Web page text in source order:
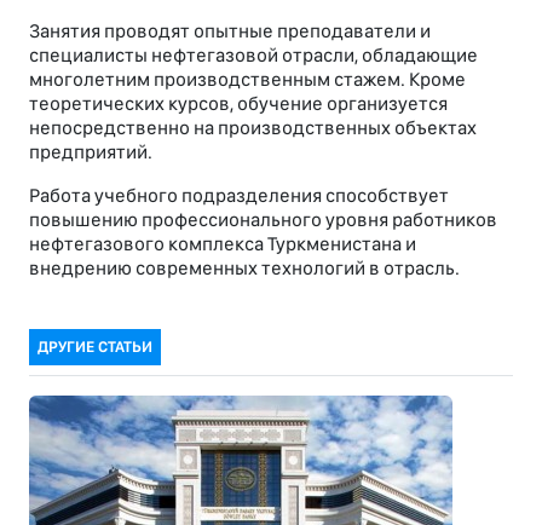
Занятия проводят опытные преподаватели и
специалисты нефтегазовой отрасли, обладающие
многолетним производственным стажем. Кроме
теоретических курсов, обучение организуется
непосредственно на производственных объектах
предприятий.
Работа учебного подразделения способствует
повышению профессионального уровня работников
нефтегазового комплекса Туркменистана и
внедрению современных технологий в отрасль.
ДРУГИЕ СТАТЬИ